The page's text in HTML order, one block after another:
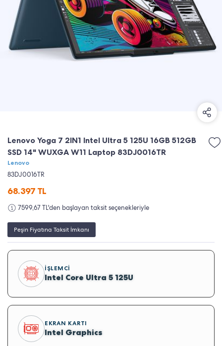
Lenovo Yoga 7 2IN1 Intel Ultra 5 125U 16GB 512GB
SSD 14" WUXGA W11 Laptop 83DJ0016TR
Lenovo
83DJ0016TR
68.397 TL
7599,67 TL'den başlayan taksit seçenekleriyle
Peşin Fiyatına Taksit İmkanı
İŞLEMCI
Intel Core Ultra 5 125U
EKRAN KARTI
Intel Graphics